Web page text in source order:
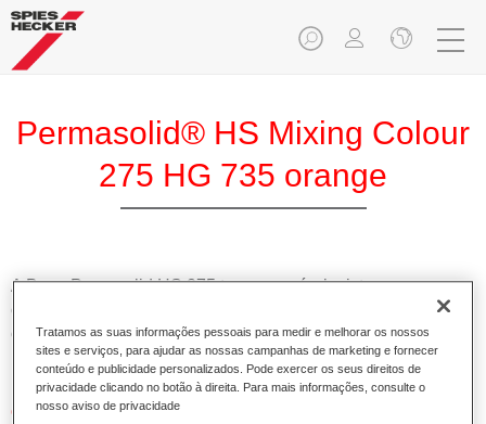
Permasolid® HS Mixing Colour
275 HG 735 orange
A Base Pemasolid HS 275 torna possível misturar as cores
com o Permasolid HS Esmalte 275 de alta qualidade para
criar todas as cores lisas para a repintura de veículos de
passageiros.
Características do produto
Tratamos as suas informações pessoais para medir e melhorar os nossos
sites e serviços, para ajudar as nossas campanhas de marketing e fornecer
conteúdo e publicidade personalizados. Pode exercer os seus direitos de
privacidade clicando no botão à direita. Para mais informações, consulte o
nosso aviso de privacidade